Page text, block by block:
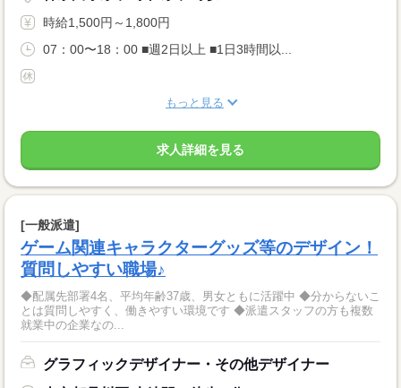
時給1,500円～1,800円
07：00〜18：00 ■週2日以上 ■1日3時間以...
もっと見る
求人詳細を見る
[一般派遣]
ゲーム関連キャラクターグッズ等のデザイン！
質問しやすい職場♪
◆配属先部署4名、平均年齢37歳、男女ともに活躍中 ◆分からないこ
とは質問しやすく、働きやすい環境です ◆派遣スタッフの方も複数
就業中の企業なの...
グラフィックデザイナー・その他デザイナー